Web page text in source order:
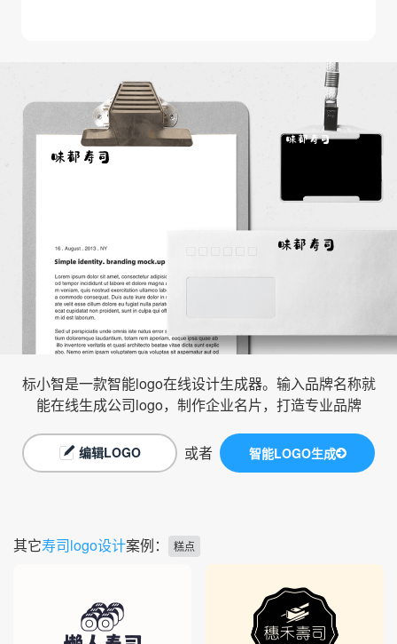
标小智是一款智能logo在线设计生成器。输入品牌名称就
能在线生成公司logo，制作企业名片，打造专业品牌
编辑LOGO 或者 智能LOGO生成
其它寿司logo设计案例： 糕点